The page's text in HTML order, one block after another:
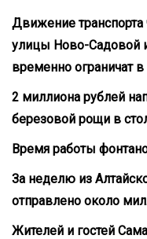
Движение транспорта
улицы Ново-Садовой
временно ограничат
2 миллиона рублей
березовой рощи в
Время работы
За неделю из
отправлено около
Жителей и гостей